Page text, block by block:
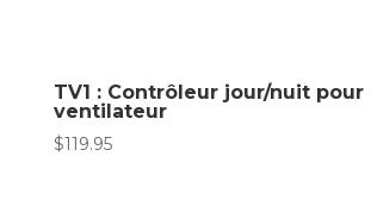
TV1 : Contrôleur jour/nuit pour
ventilateur
$119.95